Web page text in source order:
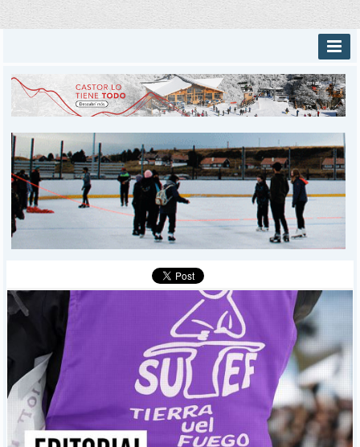
INICIO
PROVINCIALES
DEPORTES
POLICIALES
I-DIARIO
MÁS
BÚSQUEDA